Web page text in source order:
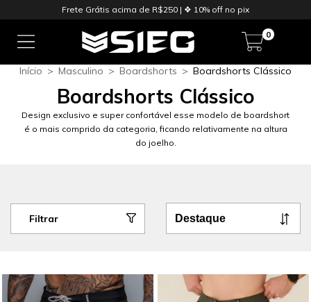
Frete Grátis acima de R$250 | ❖ 10% off no pix
0
Início > Masculino > Boardshorts > Boardshorts Clássico
Boardshorts Clássico
Design exclusivo e super confortável esse modelo de boardshort
é o mais comprido da categoria, ficando relativamente na altura
do joelho.
Filtrar